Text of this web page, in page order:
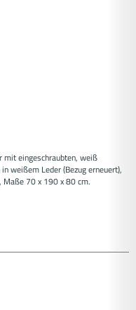
mit eingeschraubten, weiß
weißem Leder (Bezug erneuert),
Maße 70 x 190 x 80 cm.